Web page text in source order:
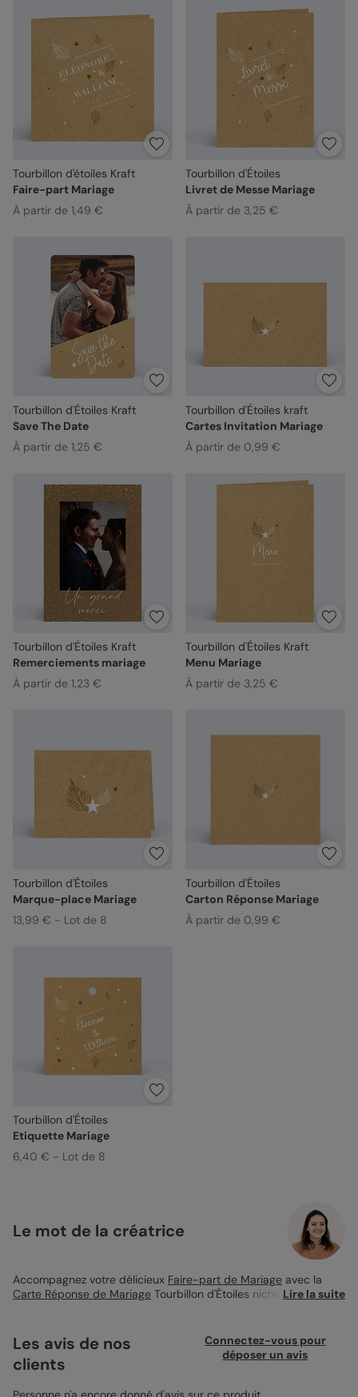
Tourbillon d'étoiles Kraft
Faire-part Mariage
À partir de 1,49 €
Tourbillon d'Étoiles
Livret de Messe Mariage
À partir de 3,25 €
Tourbillon d'Étoiles Kraft
Save The Date
À partir de 1,25 €
Tourbillon d'Étoiles kraft
Cartes Invitation Mariage
À partir de 0,99 €
Tourbillon d'Étoiles Kraft
Remerciements mariage
À partir de 1,23 €
Tourbillon d'Étoiles Kraft
Menu Mariage
À partir de 3,25 €
Tourbillon d'Étoiles
Marque-place Mariage
13,99 € - Lot de 8
Tourbillon d'Étoiles
Carton Réponse Mariage
À partir de 0,99 €
Tourbillon d'Étoiles
Etiquette Mariage
6,40 € - Lot de 8
Le mot de la créatrice
Accompagnez votre délicieux Faire-part de Mariage avec la
Carte Réponse de Mariage Tourbillon d'Étoiles nichée au creux
votre grand événement ! Avec son format 10x10 et son aspect
kraft moderne, ce RSVP se personnalise simplement grâce au
studio de personnalisation de Popcarte. Au verso, joliment
Lire la suite
Les avis de nos
clients
Connectez-vous pour
déposer un avis